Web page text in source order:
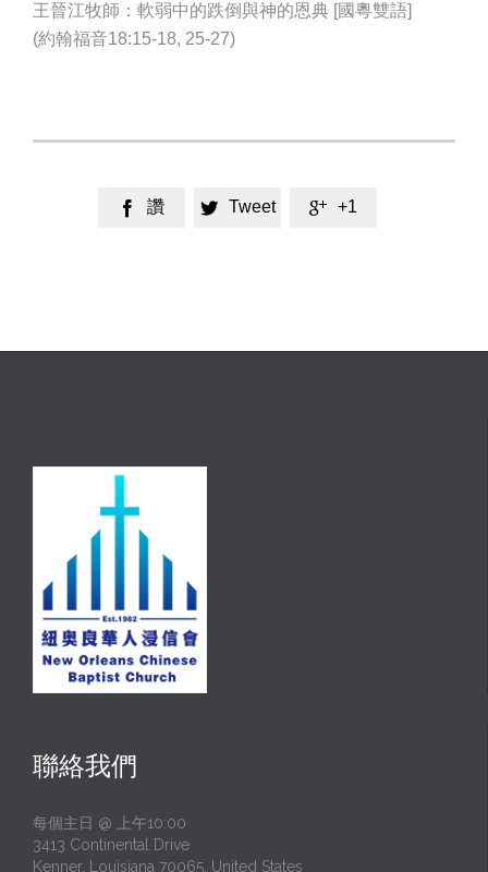
王晉江牧師：軟弱中的跌倒與神的恩典 [國粵雙語]
(約翰福音18:15-18, 25-27)
 讚  Tweet  +1
聯絡我們
每個主日 @ 上午10:00
3413 Continental Drive
Kenner, Louisiana 70065, United States